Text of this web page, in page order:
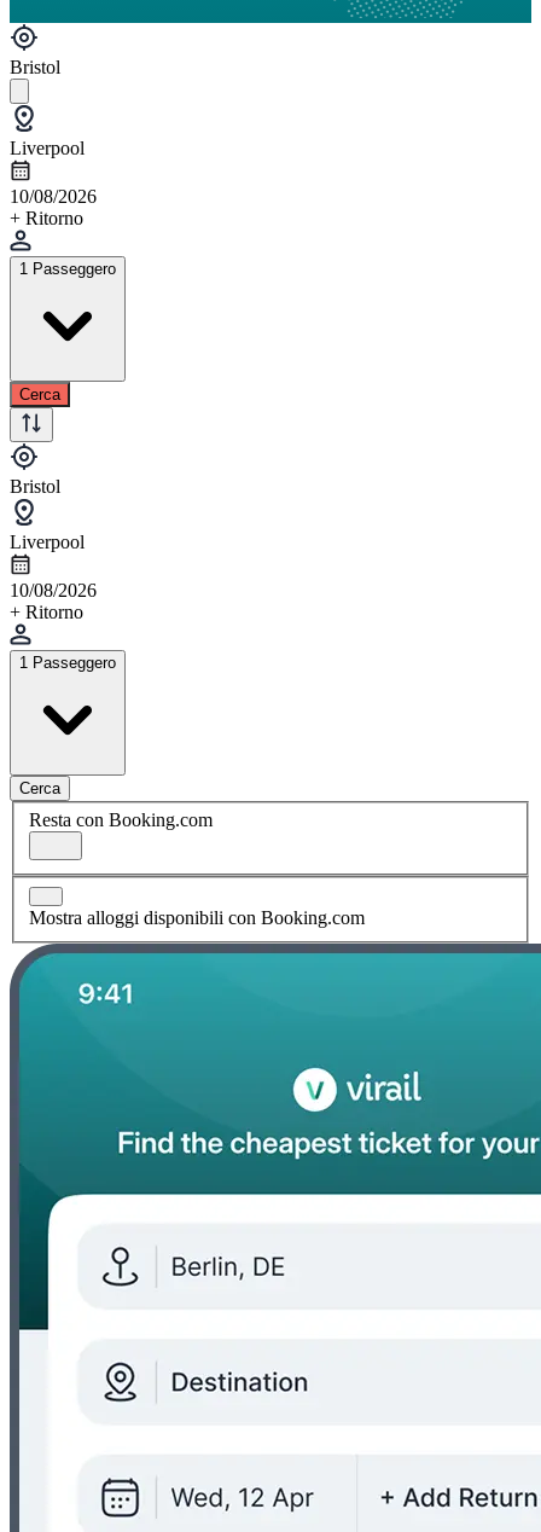
Bristol
Liverpool
10/08/2026
+ Ritorno
1 Passeggero
Cerca
Bristol
Liverpool
10/08/2026
+ Ritorno
1 Passeggero
Cerca
Resta con Booking.com
Mostra alloggi disponibili con Booking.com